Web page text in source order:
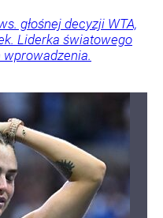
głośnej decyzji WTA,
Liderka światowego